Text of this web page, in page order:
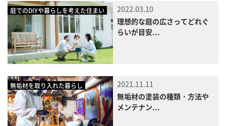
庭でのDIYや暮らしを考えた住まい
2022.03.10
理想的な庭の広さってどれぐ
らいが目安...
無垢材を取り入れた暮らし
2021.11.11
無垢材の塗装の種類・方法や
メンテナン...